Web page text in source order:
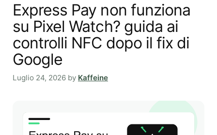
Express Pay non funziona
su Pixel Watch? guida ai
controlli NFC dopo il fix di
Google
Luglio 24, 2026 by Kaffeine